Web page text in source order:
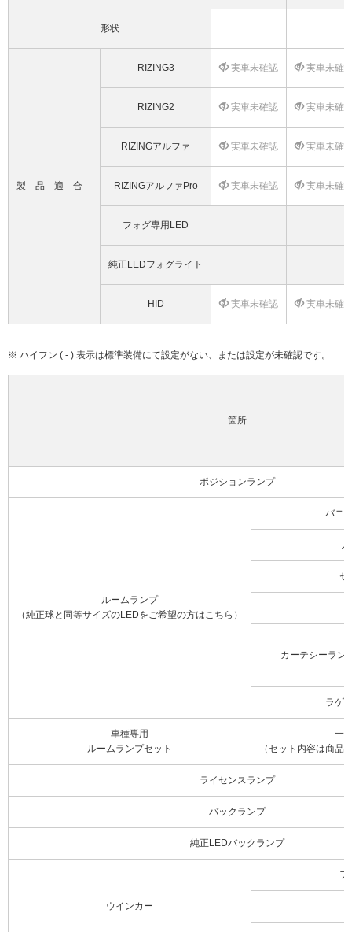
形状
製品適合
RIZING3 実車未確認 実車未確
RIZING2 実車未確認 実車未確
RIZINGアルファ 実車未確認 実車未確
RIZINGアルファPro 実車未確認 実車未確
フォグ専用LED
純正LEDフォグライト
HID 実車未確認 実車未確
※ ハイフン ( - ) 表示は標準装備にて設定がない、または設定が未確認です。
箇所
ポジションランプ
ルームランプ
（純正球と同等サイズのLEDをご希望の方はこちら）
バニ
フ
セ
カーテシーラン
ラゲ
車種専用
ルームランプセット
一
（セット内容は商品
ライセンスランプ
バックランプ
純正LEDバックランプ
ウインカー
フ